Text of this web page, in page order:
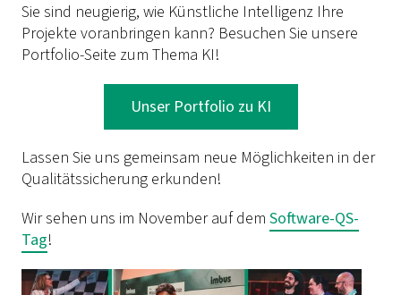
Sie sind neugierig, wie Künstliche Intelligenz Ihre
Projekte voranbringen kann? Besuchen Sie unsere
Portfolio-Seite zum Thema KI!
Unser Portfolio zu KI
Lassen Sie uns gemeinsam neue Möglichkeiten in der
Qualitätssicherung erkunden!
Wir sehen uns im November auf dem Software-QS-
Tag!